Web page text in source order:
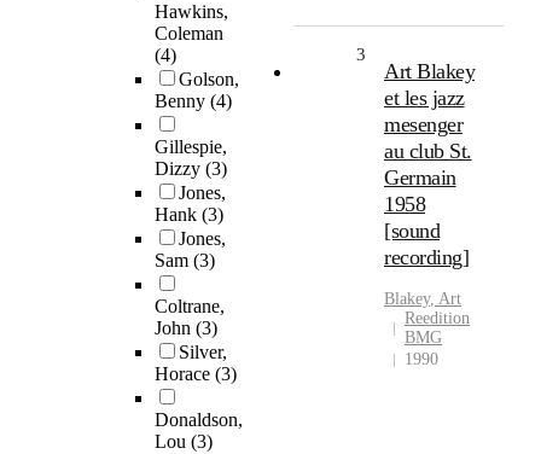
Hawkins,
Coleman
(4)
Golson,
Benny (4)
Gillespie,
Dizzy (3)
Jones,
Hank (3)
Jones,
Sam (3)
Coltrane,
John (3)
Silver,
Horace (3)
Donaldson,
Lou (3)
3
Art Blakey
et les jazz
mesenger
au club St.
Germain
1958
[sound
recording]
Blakey, Art
Reedition
BMG
1990